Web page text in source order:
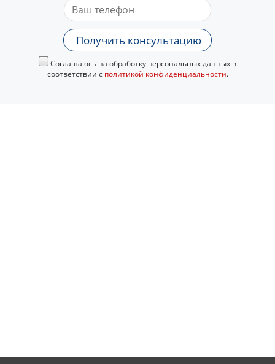
Получить консультацию
Соглашаюсь на обработку персональных данных в
соответствии с политикой конфиденциальности.